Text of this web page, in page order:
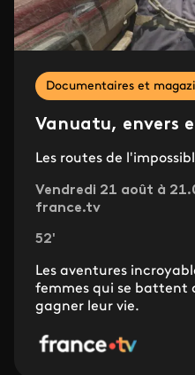
Documentaires et
Vanuatu, envers
Les routes de
Vendredi 21 août à
france.tv
52'
Les aventures
femmes qui se battent
gagner leur vie.